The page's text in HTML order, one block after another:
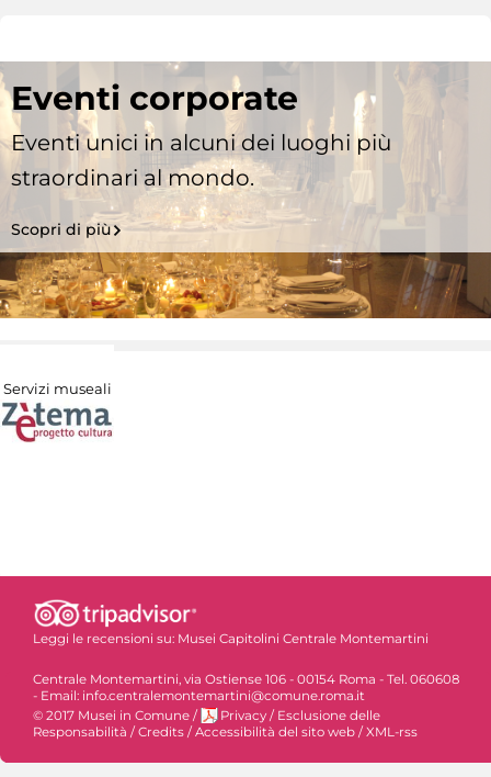
Eventi corporate
Eventi unici in alcuni dei luoghi più
straordinari al mondo.
Scopri di più
Servizi museali
Leggi le recensioni su: Musei Capitolini Centrale Montemartini
Centrale Montemartini, via Ostiense 106 - 00154 Roma - Tel. 060608
- Email: info.centralemontemartini@comune.roma.it
© 2017 Musei in Comune / Privacy / Esclusione delle
Responsabilità /Credits /Accessibilità del sito web /XML-rss